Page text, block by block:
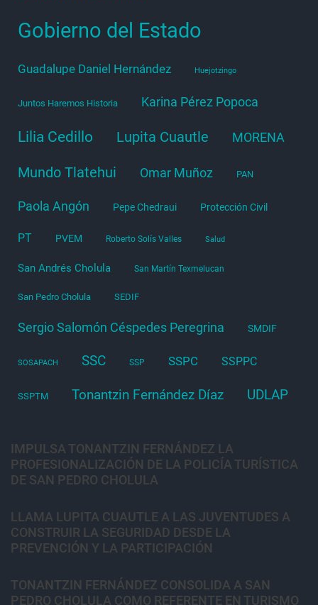
Gobierno del Estado
Guadalupe Daniel Hernández Huejotzingo
Juntos Haremos Historia Karina Pérez Popoca
Lilia Cedillo Lupita Cuautle MORENA
Mundo Tlatehui Omar Muñoz PAN
Paola Angón Pepe Chedraui Protección Civil
PT PVEM Roberto Solís Valles Salud
San Andrés Cholula San Martín Texmelucan
San Pedro Cholula SEDIF
Sergio Salomón Céspedes Peregrina SMDIF
SOSAPACH SSC SSP SSPC SSPPC
SSPTM Tonantzin Fernández Díaz UDLAP
IMPULSA TONANTZIN FERNÁNDEZ LA
PROFESIONALIZACIÓN DE LA POLICÍA TURÍSTICA
DE SAN PEDRO CHOLULA
LLAMA LUPITA CUAUTLE A LAS JUVENTUDES A
CONSTRUIR LA SEGURIDAD DESDE LA
PREVENCIÓN Y LA PARTICIPACIÓN
TONANTZIN FERNÁNDEZ CONSOLIDA A SAN
PEDRO CHOLULA COMO REFERENTE EN TURISMO